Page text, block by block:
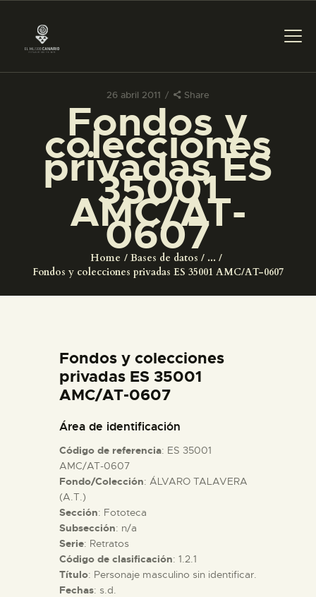
26 abril 2011 Share
Fondos y
colecciones
privadas ES
35001
AMC/AT-
0607
Home Bases de datos
...
Fondos y colecciones privadas ES 35001 AMC/AT-0607
PREPARAR LA VISITA
ACTIVIDADES
EL MUSEO
ESPAÑOL
ACTIVIDADES
█
EL MUSEO
COLECCIONES
Fondos y colecciones
privadas ES 35001
AMC/AT-0607
Área de identificación
Código de referencia: ES 35001
AMC/AT-0607
Fondo/Colección: ÁLVARO TALAVERA
(A.T.)
Sección: Fototeca
Subsección: n/a
Serie: Retratos
Código de clasificación: 1.2.1
Título: Personaje masculino sin identificar.
Fechas: s.d.